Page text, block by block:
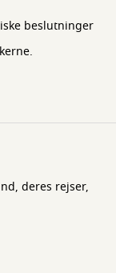
beslutninger
deres rejser,